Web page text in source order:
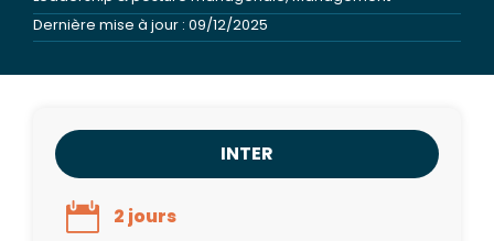
Dernière mise à jour : 09/12/2025
INTER
2 jours